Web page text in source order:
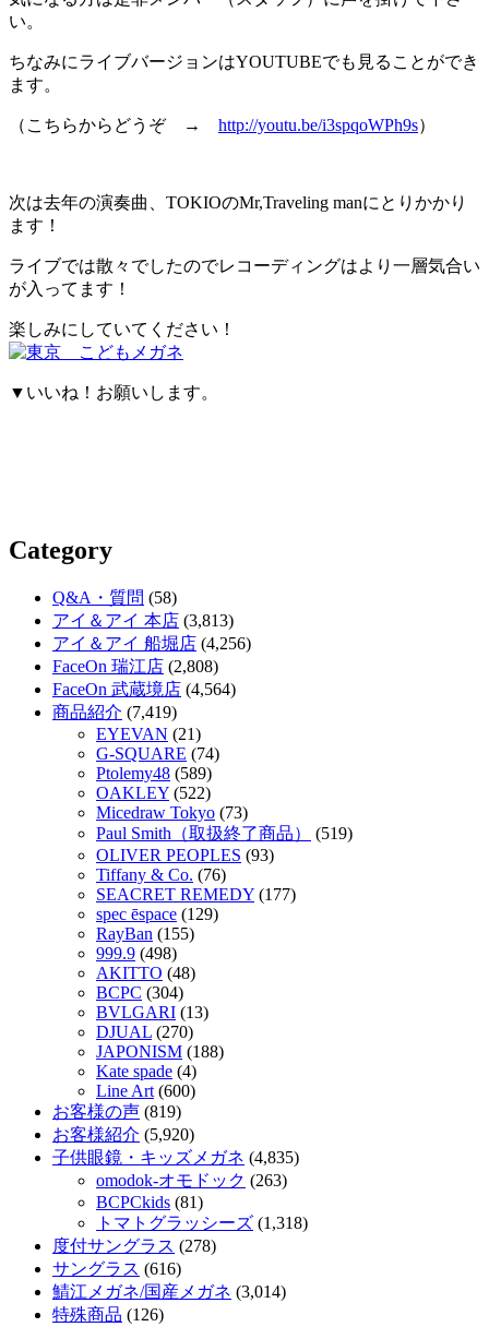
い。
ちなみにライブバージョンはYOUTUBEでも見ることができ
ます。
（こちらからどうぞ → http://youtu.be/i3spqoWPh9s）
次は去年の演奏曲、TOKIOのMr,Traveling manにとりかかり
ます！
ライブでは散々でしたのでレコーディングはより一層気合い
が入ってます！
楽しみにしていてください！
▼いいね！お願いします。
Category
Q&A・質問 (58)
アイ＆アイ 本店 (3,813)
アイ＆アイ 船堀店 (4,256)
FaceOn 瑞江店 (2,808)
FaceOn 武蔵境店 (4,564)
商品紹介 (7,419)
EYEVAN (21)
G-SQUARE (74)
Ptolemy48 (589)
OAKLEY (522)
Micedraw Tokyo (73)
Paul Smith（取扱終了商品）
(519)
OLIVER PEOPLES (93)
Tiffany & Co. (76)
SEACRET REMEDY (177)
spec ēspace (129)
RayBan (155)
999.9 (498)
AKITTO (48)
BCPC (304)
BVLGARI (13)
DJUAL (270)
JAPONISM (188)
Kate spade (4)
Line Art (600)
お客様の声 (819)
お客様紹介 (5,920)
子供眼鏡・キッズメガネ (4,835)
omodok-オモドック (263)
BCPCkids (81)
トマトグラッシーズ (1,318)
度付サングラス (278)
サングラス (616)
鯖江メガネ/国産メガネ (3,014)
特殊商品 (126)